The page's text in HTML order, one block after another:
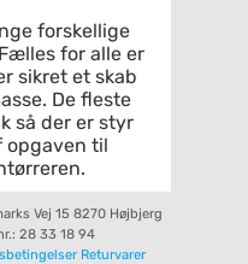
forskellige
for alle er
sikret et skab
De fleste
så der er styr
opgaven til
Vej 15 8270 Højbjerg
28 33 18 94
Returvarer